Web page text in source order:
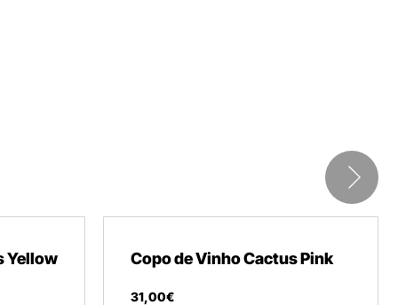
Yellow Copo de Vinho Cactus Pink
31,00€